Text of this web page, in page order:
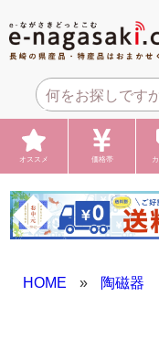
オススメ 価格帯
HOME » 陶磁器